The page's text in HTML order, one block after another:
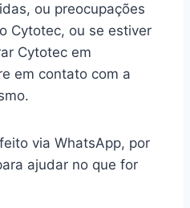
ou preocupações
Cytotec, ou se estiver
Cytotec em
em contato com a
via WhatsApp, por
ajudar no que for